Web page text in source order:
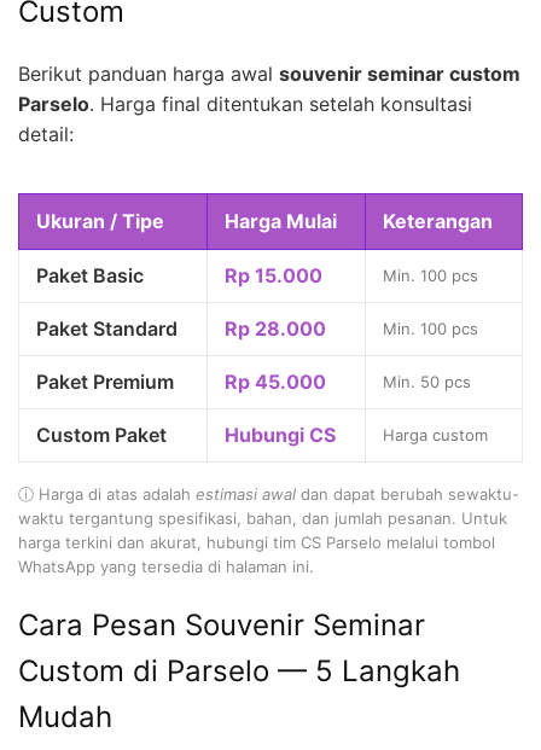
Custom
Berikut panduan harga awal souvenir seminar custom
Parselo. Harga final ditentukan setelah konsultasi
detail:
Ukuran / Tipe Harga Mulai Keterangan
Paket Basic Rp 15.000 Min. 100 pcs
Paket Standard Rp 28.000 Min. 100 pcs
Paket Premium Rp 45.000 Min. 50 pcs
Custom Paket Hubungi CS Harga custom
ⓘ Harga di atas adalah estimasi awal dan dapat berubah sewaktu-
waktu tergantung spesifikasi, bahan, dan jumlah pesanan. Untuk
harga terkini dan akurat, hubungi tim CS Parselo melalui tombol
WhatsApp yang tersedia di halaman ini.
Cara Pesan Souvenir Seminar
Custom di Parselo — 5 Langkah
Mudah